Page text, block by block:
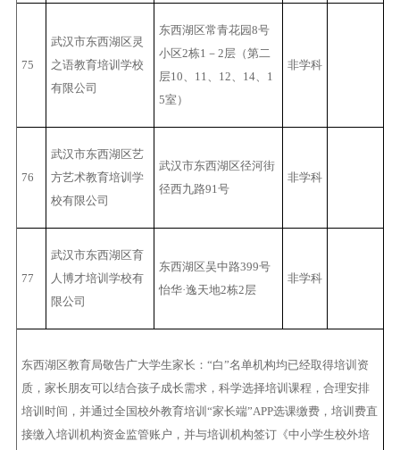
75
武汉市东西湖区灵
之语教育培训学校
有限公司
东西湖区常青花园8号
小区2栋1－2层（第二
层10、11、12、14、1
5室）
非学科
76
武汉市东西湖区艺
方艺术教育培训学
校有限公司
武汉市东西湖区径河街
径西九路91号
非学科
77
武汉市东西湖区育
人博才培训学校有
限公司
东西湖区吴中路399号
怡华·逸天地2栋2层
非学科
东西湖区教育局敬告广大学生家长：“白”名单机构均已经取得培训资
质，家长朋友可以结合孩子成长需求，科学选择培训课程，合理安排
培训时间，并通过全国校外教育培训“家长端”APP选课缴费，培训费直
接缴入培训机构资金监管账户，并与培训机构签订《中小学生校外培